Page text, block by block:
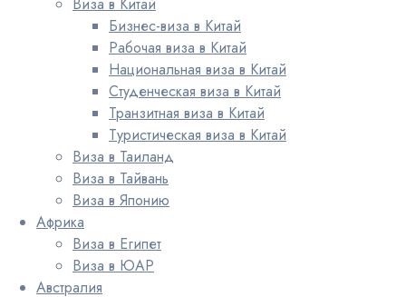
Бизнес-виза в Китай
Рабочая виза в Китай
Национальная виза в Китай
Студенческая виза в Китай
Транзитная виза в Китай
Туристическая виза в Китай
Виза в Таиланд
Виза в Тайвань
Виза в Японию
Африка
Виза в Египет
Виза в ЮАР
Австралия